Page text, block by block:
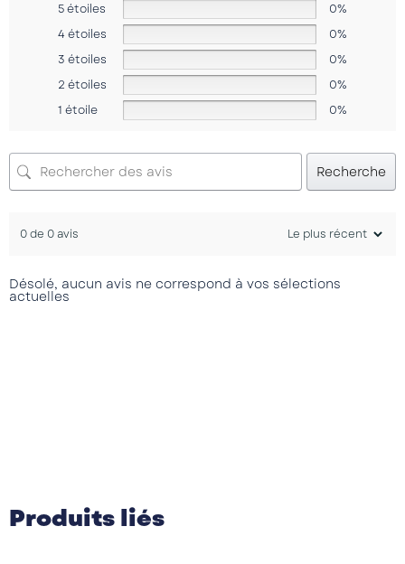
5 étoiles
0%
4 étoiles
0%
3 étoiles
0%
2 étoiles
0%
1 étoile
0%
Recherche
0 de 0 avis
Désolé, aucun avis ne correspond à vos sélections
actuelles
Produits liés